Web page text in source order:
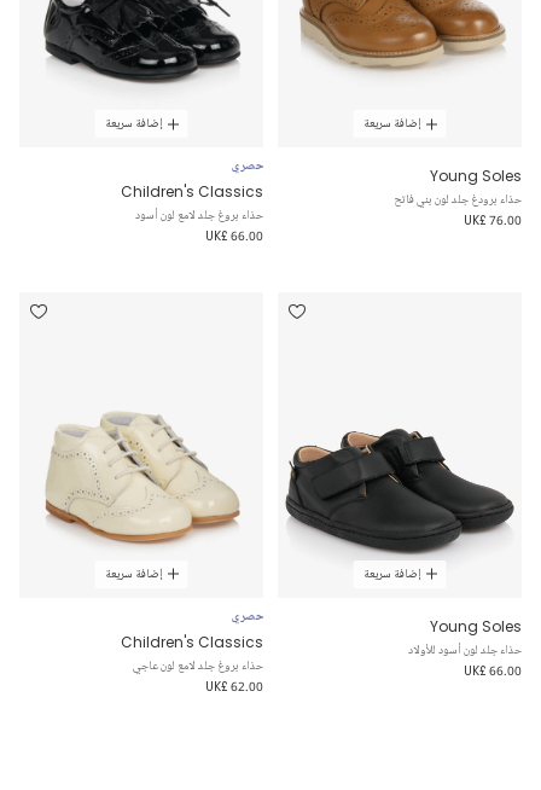
إضافة سريعة
Young Soles
حذاء برودغ جلد لون بني فاتح
UK£ 76.00
إضافة سريعة
حصري
Children's Classics
حذاء بروغ جلد لامع لون أسود
UK£ 66.00
إضافة سريعة
Young Soles
حذاء جلد لون أسود للأولاد
UK£ 66.00
إضافة سريعة
حصري
Children's Classics
حذاء بروغ جلد لامع لون عاجي
UK£ 62.00